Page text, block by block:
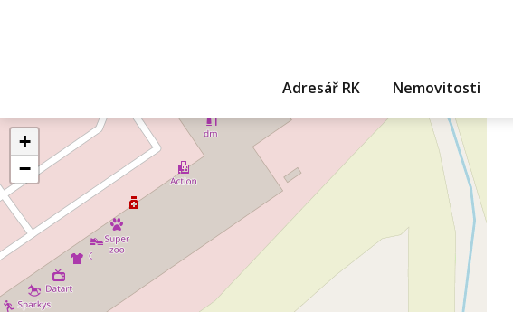
Adresář RK Nemovitosti
+
−